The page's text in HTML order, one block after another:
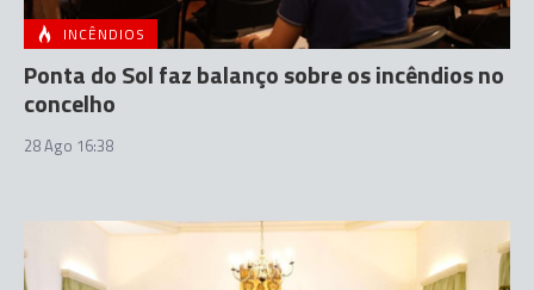
INCÊNDIOS
Ponta do Sol faz balanço sobre os incêndios no
concelho
28 Ago 16:38